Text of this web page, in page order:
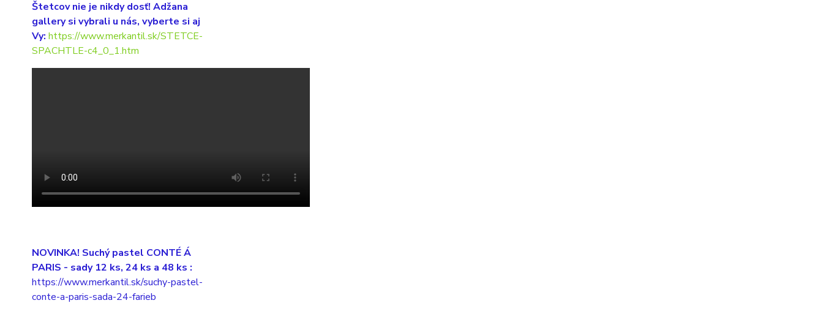
Štetcov nie je nikdy dosť! Adžana
gallery si vybrali u nás, vyberte si aj
Vy: https://www.merkantil.sk/STETCE-
SPACHTLE-c4_0_1.htm
NOVINKA! Suchý pastel CONTÉ Á
PARIS - sady 12 ks, 24 ks a 48 ks :
https://www.merkantil.sk/suchy-pastel-
conte-a-paris-sada-24-farieb